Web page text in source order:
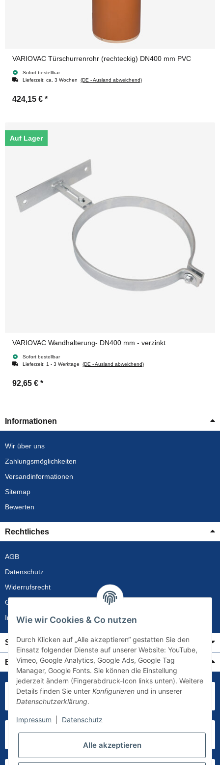
VARIOVAC Türschurrenrohr (rechteckig) DN400 mm PVC
Sofort bestellbar
Lieferzeit: ca. 3 Wochen (DE - Ausland abweichend)
424,15 € *
Auf Lager
VARIOVAC Wandhalterung- DN400 mm - verzinkt
Sofort bestellbar
Lieferzeit: 1 - 3 Werktage (DE - Ausland abweichend)
92,65 € *
Informationen
Wir über uns
Zahlungsmöglichkeiten
Versandinformationen
Sitemap
Bewerten
Rechtliches
AGB
Datenschutz
Widerrufsrecht
Gewährleistung
Impressum
Service
Bezahlung & Versand
Wie wir Cookies & Co nutzen
Durch Klicken auf „Alle akzeptieren“ gestatten Sie den
Einsatz folgender Dienste auf unserer Website: YouTube,
Vimeo, Google Analytics, Google Ads, Google Tag
Manager, Google Fonts. Sie können die Einstellung
jederzeit ändern (Fingerabdruck-Icon links unten). Weitere
Details finden Sie unter Konfigurieren und in unserer
Datenschutzerklärung.
Impressum Datenschutz
Alle akzeptieren